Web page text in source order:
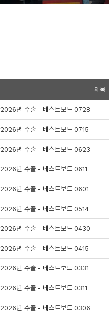
제목
2026년 수출 - 베스트보드 0728
2026년 수출 - 베스트보드 0715
2026년 수출 - 베스트보드 0623
2026년 수출 - 베스트보드 0611
2026년 수출 - 베스트보드 0601
2026년 수출 - 베스트보드 0514
2026년 수출 - 베스트보드 0430
2026년 수출 - 베스트보드 0415
2026년 수출 - 베스트보드 0331
2026년 수출 - 베스트보드 0311
2026년 수출 - 베스트보드 0306